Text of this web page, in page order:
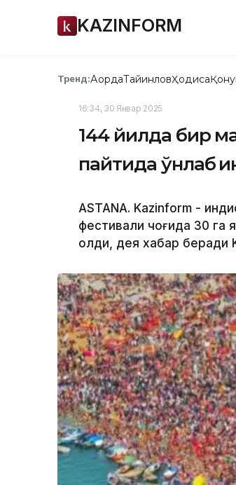
KAZINFORM
Тренд:АқордаТайинловҲодиса
16:34, 30 Январ 2025
144 йилда бир
пайтида ўнлаб
ASTANA. Kazinform -
фестивали чоғида 30 га
олди, дея хабар беради